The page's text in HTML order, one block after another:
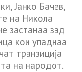
Јанко Бачев,
на Никола
застанаа зад
кои упаднаа
транзиција
на народот.